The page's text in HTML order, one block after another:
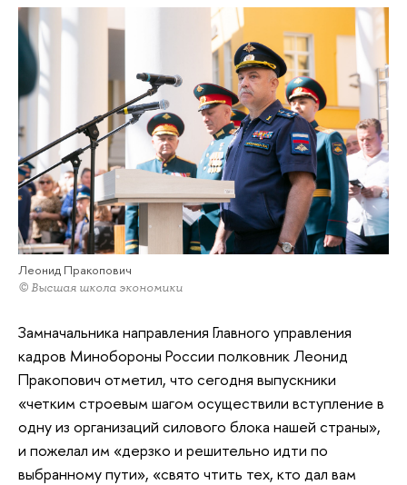
Леонид Пракопович
© Высшая школа экономики
Замначальника направления Главного управления
кадров Минобороны России полковник Леонид
Пракопович отметил, что сегодня выпускники
«четким строевым шагом осуществили вступление в
одну из организаций силового блока нашей страны»,
и пожелал им «дерзко и решительно идти по
выбранному пути», «свято чтить тех, кто дал вам